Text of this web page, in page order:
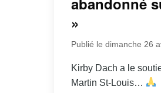
»
Publié le dimanche 26
Kirby Dach a le
Martin St-Louis…